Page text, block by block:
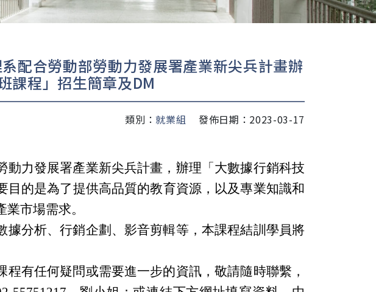
配合勞動部勞動力發展署產業新尖兵計畫辦
課程」招生簡章及DM
類別：就業組
發佈日期：2023-03-17
動力發展署產業新尖兵計畫，辦理「大數據行銷科技
目的是為了提供高品質的教育資源，以及專業知識和
市場需求。
據分析、行銷企劃、影音剪輯等，本課程結訓學員將
有任何疑問或需要進一步的資訊，敬請隨時聯繫，